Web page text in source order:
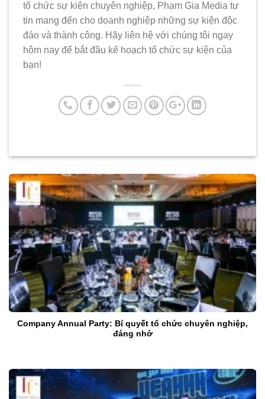
tổ chức sự kiện chuyên nghiệp, Phạm Gia Media tự
tin mang đến cho doanh nghiệp những sự kiện độc
đáo và thành công. Hãy liên hệ với chúng tôi ngay
hôm nay để bắt đầu kế hoạch tổ chức sự kiện của
bạn!
Company Annual Party: Bí quyết tổ chức chuyên nghiệp,
đáng nhớ